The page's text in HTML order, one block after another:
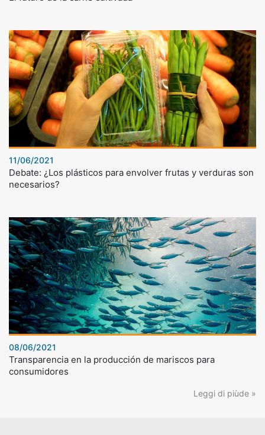
11/06/2021
Debate: ¿Los plásticos para envolver frutas y verduras son
necesarios?
08/06/2021
Transparencia en la producción de mariscos para
consumidores
Leggi di piùde »